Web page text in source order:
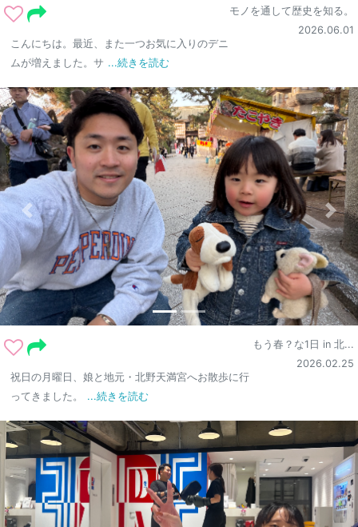
モノを通して歴史を知る。
2026.06.01
こんにちは。最近、また一つお気に入りのデニ
ムが増えました。サ ...続きを読む
もう春？な1日 in 北...
2026.02.25
祝日の月曜日、娘と地元・北野天満宮へお散歩に行
ってきました。
...続きを読む